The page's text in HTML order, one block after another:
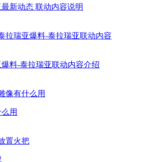
新动态 联动内容说明
料-泰拉瑞亚联动内容介绍
用